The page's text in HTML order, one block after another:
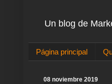
Un blog de
Página principal
08 noviembre 2019